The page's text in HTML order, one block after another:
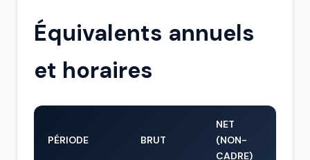
Équivalents annuels
et horaires
PÉRIODE BRUT
NET
(NON-
CADRE)